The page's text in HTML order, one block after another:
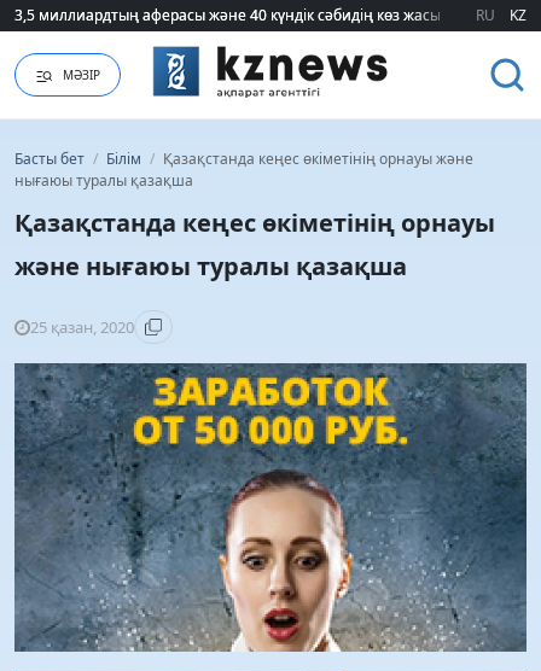
75 мың білім гранты кімдерге бұйырады?
75 мың білім гранты кімдерге бұйырады? RU KZ
МӘЗІР
Басты бет / Білім / Қазақстанда кеңес өкіметінің орнауы және
нығаюы туралы қазақша
Қазақстанда кеңес өкіметінің орнауы
және нығаюы туралы қазақша
25 қазан, 2020